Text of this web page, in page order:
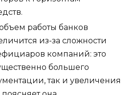
работы банков
из-за сложности
компаний: это
большего
так и увеличения